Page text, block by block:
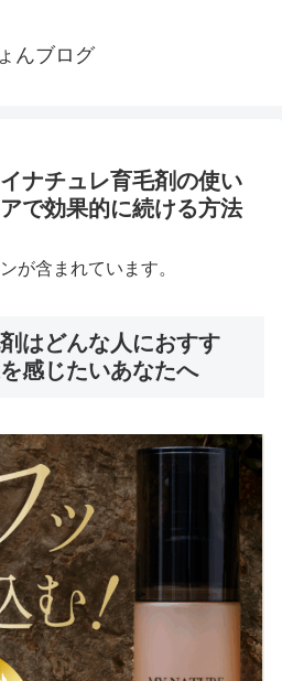
んブログ
ナチュレ育毛剤の使い
で効果的に続ける方法
が含まれています。
はどんな人におすす
感じたいあなたへ